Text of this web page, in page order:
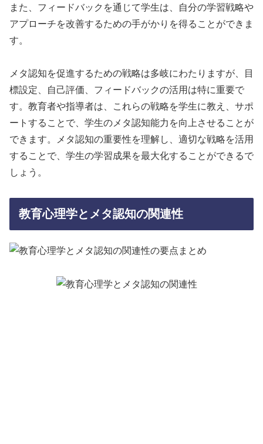
また、フィードバックを通じて学生は、自分の学習戦略や
アプローチを改善するための手がかりを得ることができま
す。
メタ認知を促進するための戦略は多岐にわたりますが、目
標設定、自己評価、フィードバックの活用は特に重要で
す。教育者や指導者は、これらの戦略を学生に教え、サポ
ートすることで、学生のメタ認知能力を向上させることが
できます。メタ認知の重要性を理解し、適切な戦略を活用
することで、学生の学習成果を最大化することができるで
しょう。
教育心理学とメタ認知の関連性